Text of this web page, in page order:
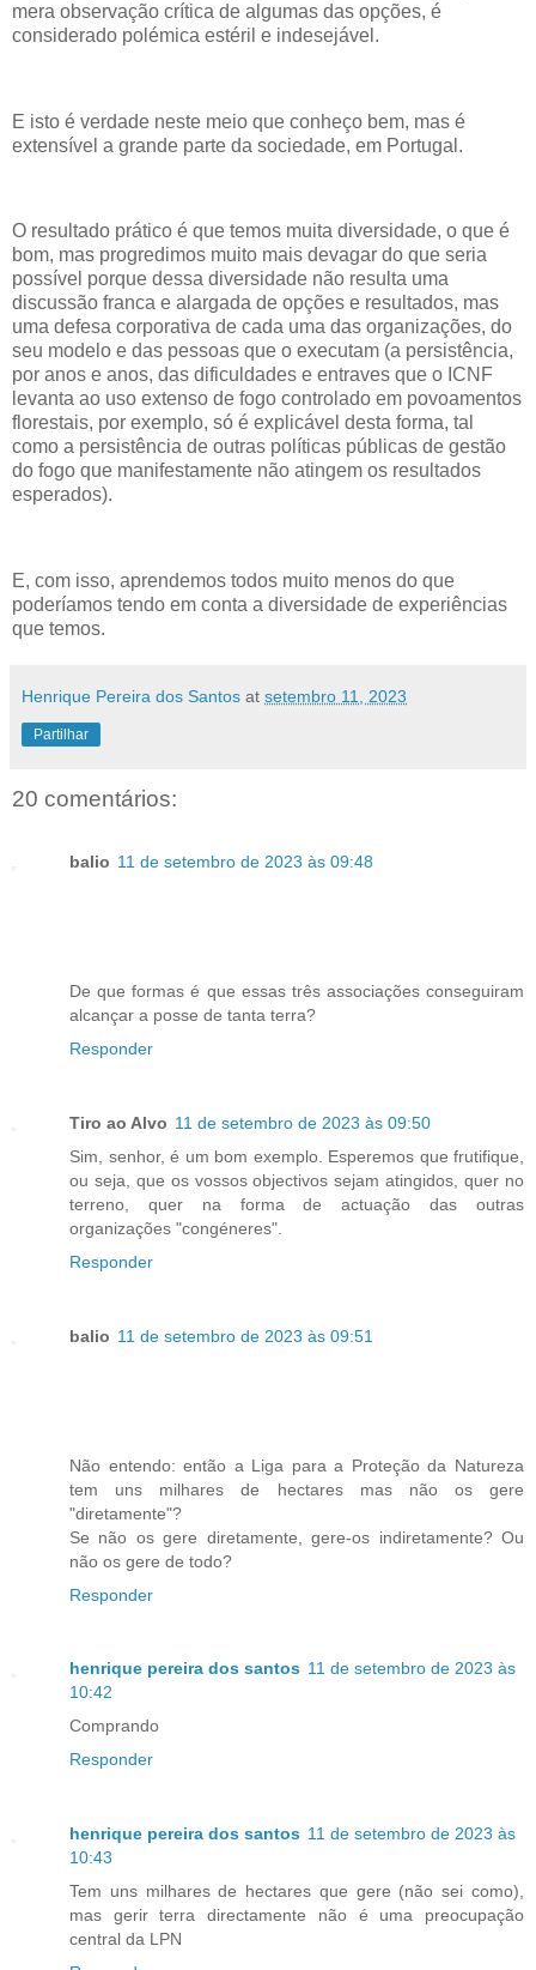
mera observação crítica de algumas das opções, é
considerado polémica estéril e indesejável.
E isto é verdade neste meio que conheço bem, mas é
extensível a grande parte da sociedade, em Portugal.
O resultado prático é que temos muita diversidade, o que é
bom, mas progredimos muito mais devagar do que seria
possível porque dessa diversidade não resulta uma
discussão franca e alargada de opções e resultados, mas
uma defesa corporativa de cada uma das organizações, do
seu modelo e das pessoas que o executam (a persistência,
por anos e anos, das dificuldades e entraves que o ICNF
levanta ao uso extenso de fogo controlado em povoamentos
florestais, por exemplo, só é explicável desta forma, tal
como a persistência de outras políticas públicas de gestão
do fogo que manifestamente não atingem os resultados
esperados).
E, com isso, aprendemos todos muito menos do que
poderíamos tendo em conta a diversidade de experiências
que temos.
Henrique Pereira dos Santos at setembro 11, 2023
Partilhar
20 comentários:
balio 11 de setembro de 2023 às 09:48
De que formas é que essas três associações conseguiram
alcançar a posse de tanta terra?
Responder
Tiro ao Alvo 11 de setembro de 2023 às 09:50
Sim, senhor, é um bom exemplo. Esperemos que frutifique,
ou seja, que os vossos objectivos sejam atingidos, quer no
terreno, quer na forma de actuação das outras
organizações "congéneres".
Responder
balio 11 de setembro de 2023 às 09:51
Não entendo: então a Liga para a Proteção da Natureza
tem uns milhares de hectares mas não os gere
"diretamente"?
Se não os gere diretamente, gere-os indiretamente? Ou
não os gere de todo?
Responder
henrique pereira dos santos 11 de setembro de 2023 às
10:42
Comprando
Responder
henrique pereira dos santos 11 de setembro de 2023 às
10:43
Tem uns milhares de hectares que gere (não sei como),
mas gerir terra directamente não é uma preocupação
central da LPN